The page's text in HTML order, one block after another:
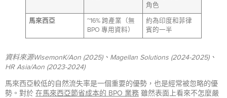
角色
馬來西亞
~16% 跨產業（無
BPO 專用資料）
約為印度和菲律
賓的一半
資料來源WisemonK/Aon (2025)、Magellan Solutions (2024-2025)、
HR Asia/Aon (2023-2024)
馬來西亞較低的自然流失率是一個重要的優勢，也是經常被忽略的優
勢。對於 在馬來西亞節省成本的 BPO 業務 雖然表面上看來不怎麼嚴